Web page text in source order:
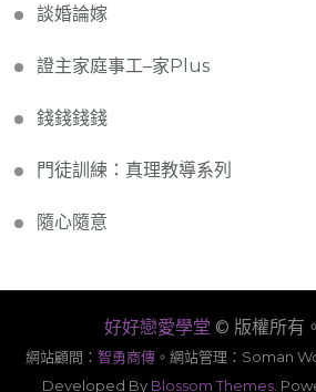
談婚論嫁
證主家庭事工–家Plus
錢錢錢錢
門徒訓練：真理教導系列
隨心隨意
好好戀愛學堂 © 版權所有。
網站顧問： 智勇商傳。 網站管理：Soman
Developed By Blossom Themes .